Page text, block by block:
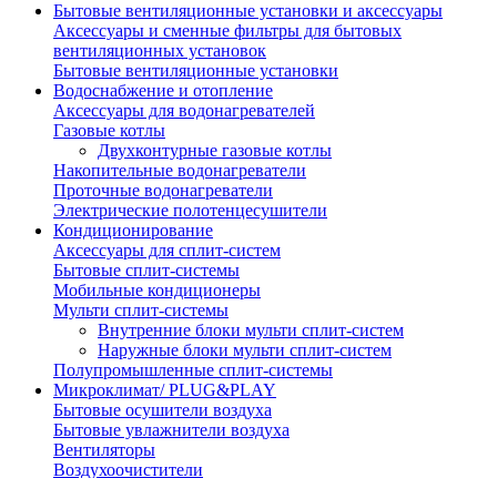
Бытовые вентиляционные установки и аксессуары
Аксессуары и сменные фильтры для бытовых
вентиляционных установок
Бытовые вентиляционные установки
Водоснабжение и отопление
Аксессуары для водонагревателей
Газовые котлы
Двухконтурные газовые котлы
Накопительные водонагреватели
Проточные водонагреватели
Электрические полотенцесушители
Кондиционирование
Аксессуары для сплит-систем
Бытовые сплит-системы
Мобильные кондиционеры
Мульти сплит-системы
Внутренние блоки мульти сплит-систем
Наружные блоки мульти сплит-систем
Полупромышленные сплит-системы
Микроклимат/ PLUG&PLAY
Бытовые осушители воздуха
Бытовые увлажнители воздуха
Вентиляторы
Воздухоочистители